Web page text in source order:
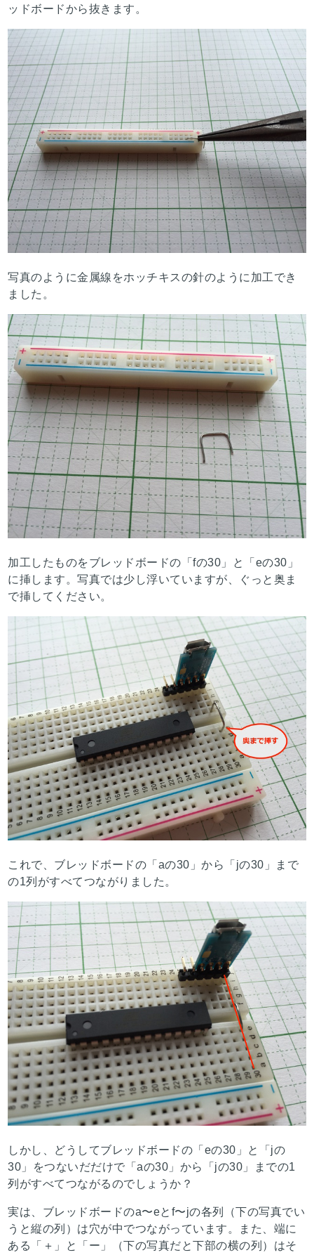
ッドボードから抜きます。
写真のように金属線をホッチキスの針のように加工でき
ました。
加工したものをブレッドボードの「fの30」と「eの30」
に挿します。写真では少し浮いていますが、ぐっと奥ま
で挿してください。
これで、ブレッドボードの「aの30」から「jの30」まで
の1列がすべてつながりました。
しかし、どうしてブレッドボードの「eの30」と「jの
30」をつないだだけで「aの30」から「jの30」までの1
列がすべてつながるのでしょうか？
実は、ブレッドボードのa〜eとf〜jの各列（下の写真でい
うと縦の列）は穴が中でつながっています。また、端に
ある「＋」と「ー」（下の写真だと下部の横の列）はそ